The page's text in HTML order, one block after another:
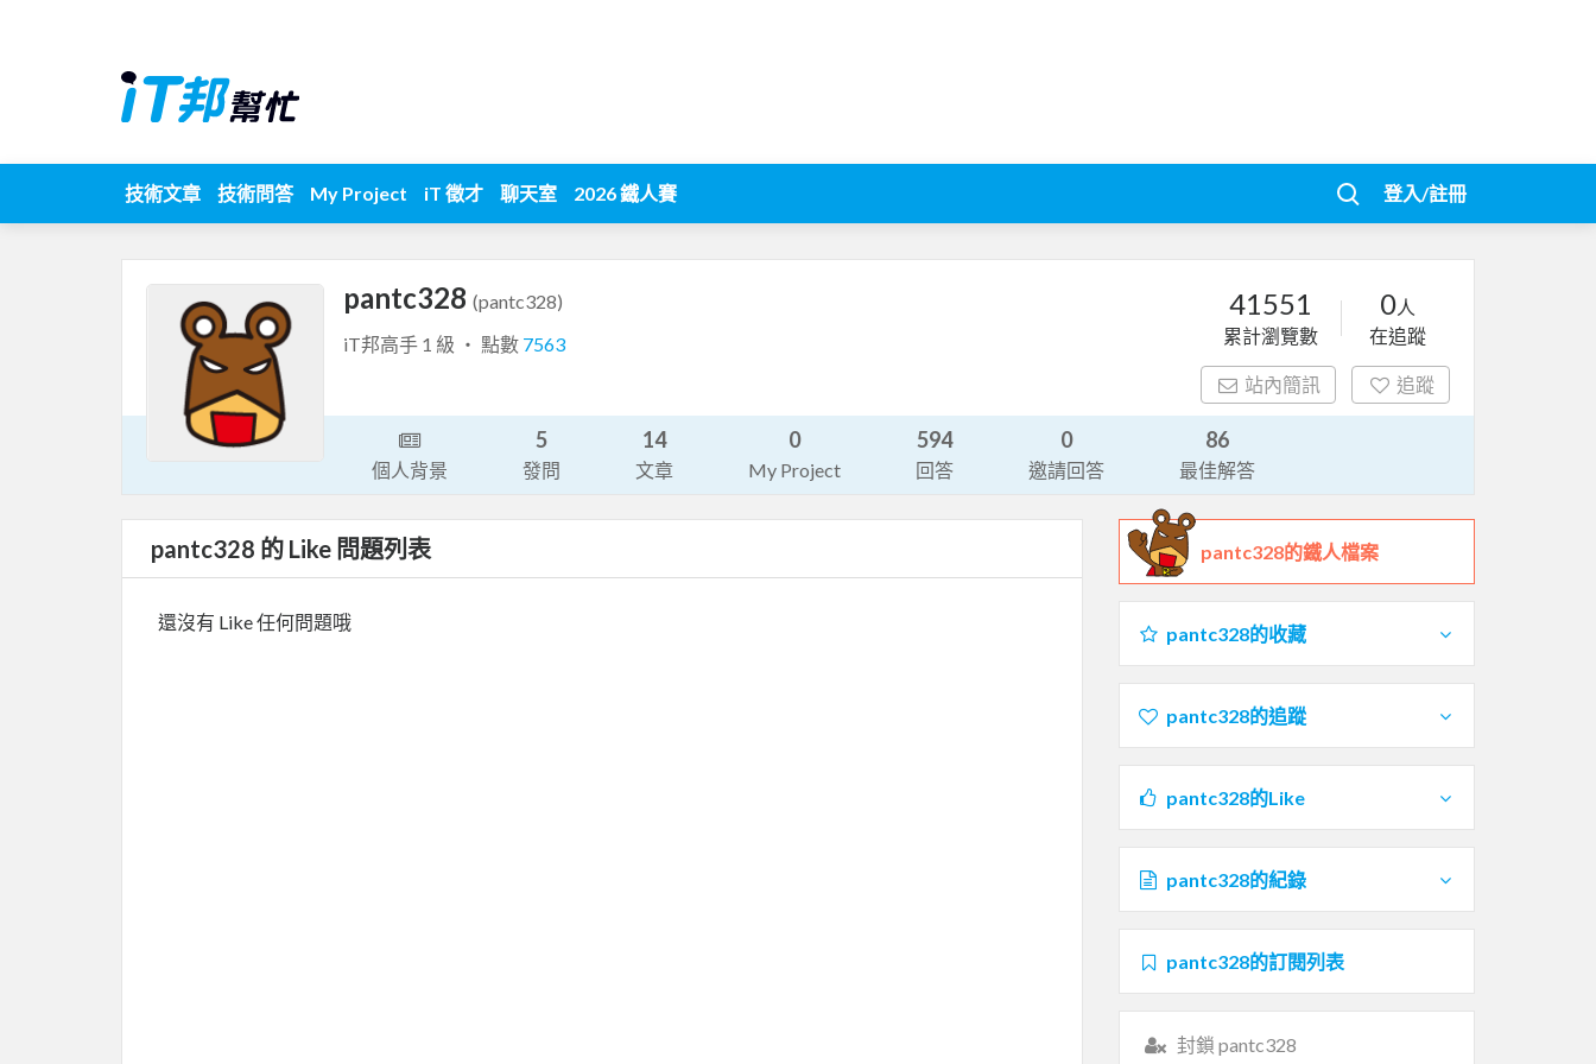
技術文章 技術問答 My Project iT 徵才 聊天室 2026 鐵人賽 登入/註冊
pantc328 (pantc328)
iT邦高手 1 級 ‧ 點數 7563
41551
累計瀏覽數
0人
在追蹤
站內簡訊 追蹤
個人背景
5
發問
14
文章
0
My Project
594
回答
0
邀請回答
86
最佳解答
pantc328 的 Like 問題列表
還沒有 Like 任何問題哦
pantc328的鐵人檔案
pantc328的收藏
pantc328的追蹤
pantc328的Like
pantc328的紀錄
pantc328的訂閱列表
封鎖 pantc328